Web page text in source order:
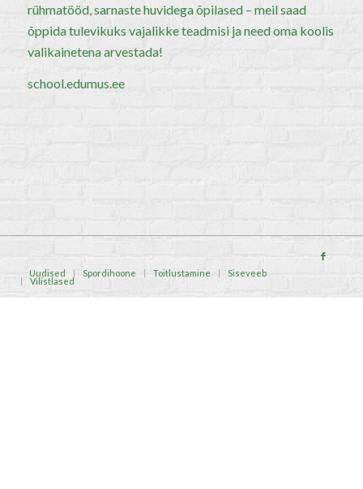
rühmatööd, sarnaste huvidega õpilased – meil saad
õppida tulevikuks vajalikke teadmisi ja need oma koolis
valikainetena arvestada!
school.edumus.ee
Uudised Spordihoone Toitlustamine Siseveeb
Vilistlased